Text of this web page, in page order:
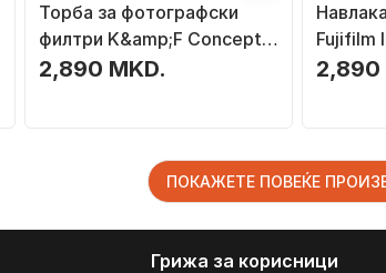
Торба за фотографски
филтри K&amp;F Concept
KF13.185, капацитет до 10
2,890 MKD.
Fujifilm
2,890
ПОКАЖЕТЕ ПОВЕЌЕ
Грижа за корисници